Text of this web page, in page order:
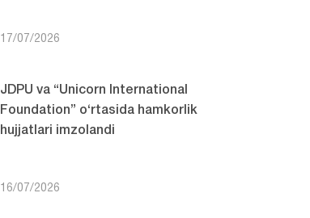
17/07/2026
JDPU va “Unicorn International
Foundation” o‘rtasida hamkorlik
hujjatlari imzolandi
16/07/2026